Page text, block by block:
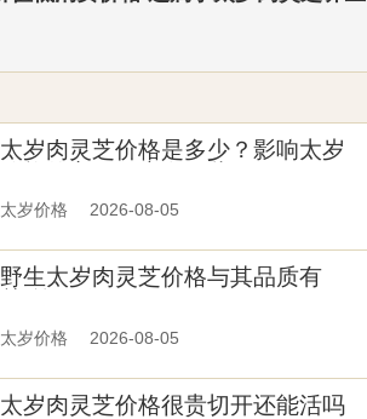
太岁肉灵芝价格是多少？影响太岁
太岁价格 2026-08-05
野生太岁肉灵芝价格与其品质有
太岁价格 2026-08-05
太岁肉灵芝价格很贵切开还能活吗